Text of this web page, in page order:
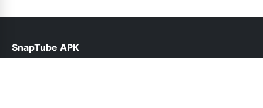
SnapTube APK